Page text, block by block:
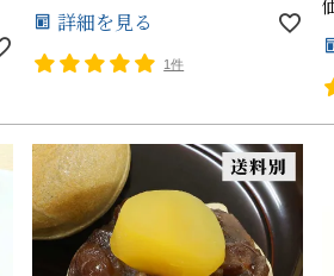
詳細を見る
1件